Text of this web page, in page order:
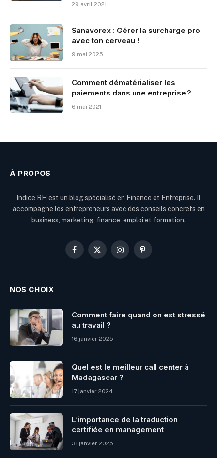
29 avril 2021
Sanavorex : Gérer la surcharge pro
avec ton cerveau !
9 mai 2025
Comment dématérialiser les
paiements dans une entreprise ?
6 mai 2021
À PROPOS
Indice RH est un blog spécialisé en Finance et Entreprise. Il
accompagne les entrepreneurs avec des conseils concrets en
business, marketing, finance, emploi et formation.
Facebook
X
InstagramPinterest
NOS CHOIX
Comment faire quand on est stressé
au travail ?
16 janvier 2025
Quel est le meilleur call center à
Madagascar ?
17 janvier 2024
L’importance de la traduction
certifiée en management
31 janvier 2025